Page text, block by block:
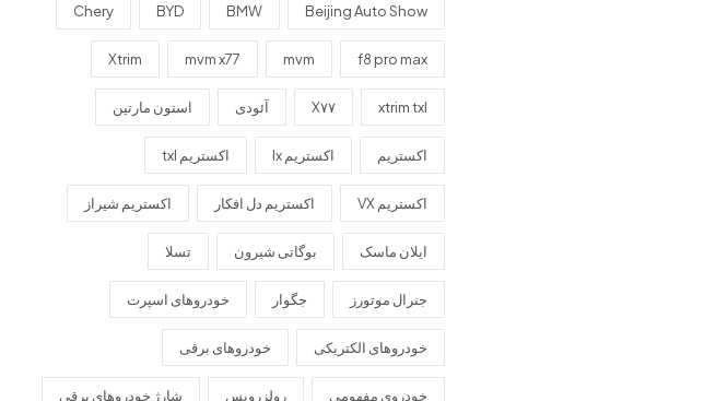
Beijing Auto Show
BMW
BYD
Chery
f8 pro max
mvm
mvm x77
Xtrim
xtrim txl X۷۷ آئودی استون مارتین
اکستریم اکستریم lx اکستریم txl
اکستریم VX اکستریم دل افکار اکستریم شیراز
ایلان ماسک بوگاتی شیرون تسلا
جنرال موتورز جگوار خودروهای اسپرت
خودروهای الکتریکی خودروهای برقی
خودروی مفهومی رولزرویس شارژ خودروهای برقی